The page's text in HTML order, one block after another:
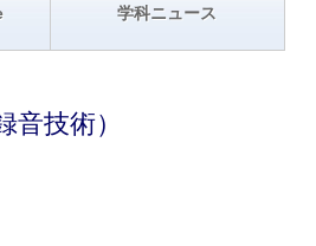
学科ニュース
音技術）